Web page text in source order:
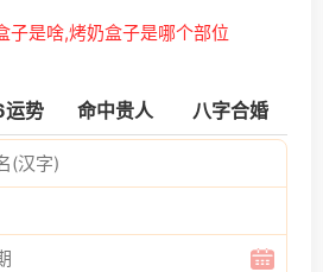
势 命中贵人 八字合婚